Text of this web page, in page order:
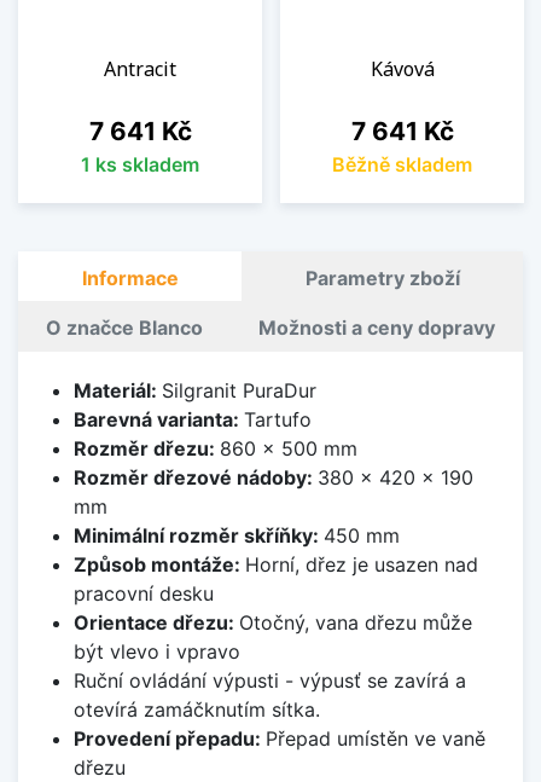
Antracit
Cena
7 641 Kč
1 ks skladem
Kávová
Cena
7 641 Kč
Běžně skladem
Informace Parametry zboží
O značce Blanco Možnosti a ceny dopravy
Materiál: Silgranit PuraDur
Barevná varianta: Tartufo
Rozměr dřezu: 860 x 500 mm
Rozměr dřezové nádoby: 380 x 420 x 190
mm
Minimální rozměr skříňky: 450 mm
Způsob montáže: Horní, dřez je usazen nad
pracovní desku
Orientace dřezu: Otočný, vana dřezu může
být vlevo i vpravo
Ruční ovládání výpusti - výpusť se zavírá a
otevírá zamáčknutím sítka.
Provedení přepadu: Přepad umístěn ve vaně
dřezu